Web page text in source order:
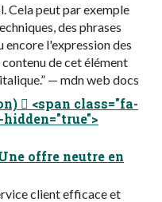
Cela peut par exemple
des phrases
encore l'expression des
contenu de cet élément
— mdn web docs
 <span class="fa-
offre neutre en
client efficace et